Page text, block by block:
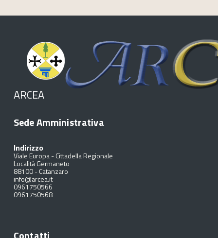
ARCEA
Sede Amministrativa
Indirizzo
Viale Europa - Cittadella Regionale
Località Germaneto
88100-Catanzaro
info@arcea.it
0961750566
0961750568